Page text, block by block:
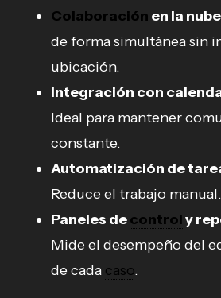
Colaboración en la
de forma simultánea sin
ubicación.
Integración con
Ideal para mantener
constante.
Automatización de
Reduce el trabajo manual.
Paneles decontroly
Mide el desempeño del
de cada caso.